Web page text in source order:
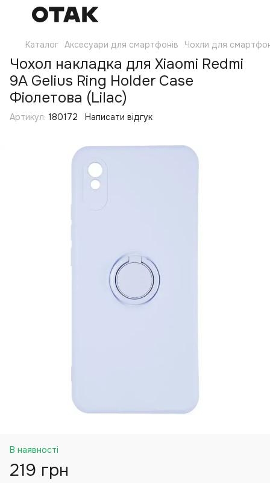
Каталог Аксесуари для смартфонів Чохли для
Чохол накладка для Xiaomi Redmi
9A Gelius Ring Holder Case
Фіолетова (Lilac)
Артикул: 180172 Написати відгук
В наявності
219 грн